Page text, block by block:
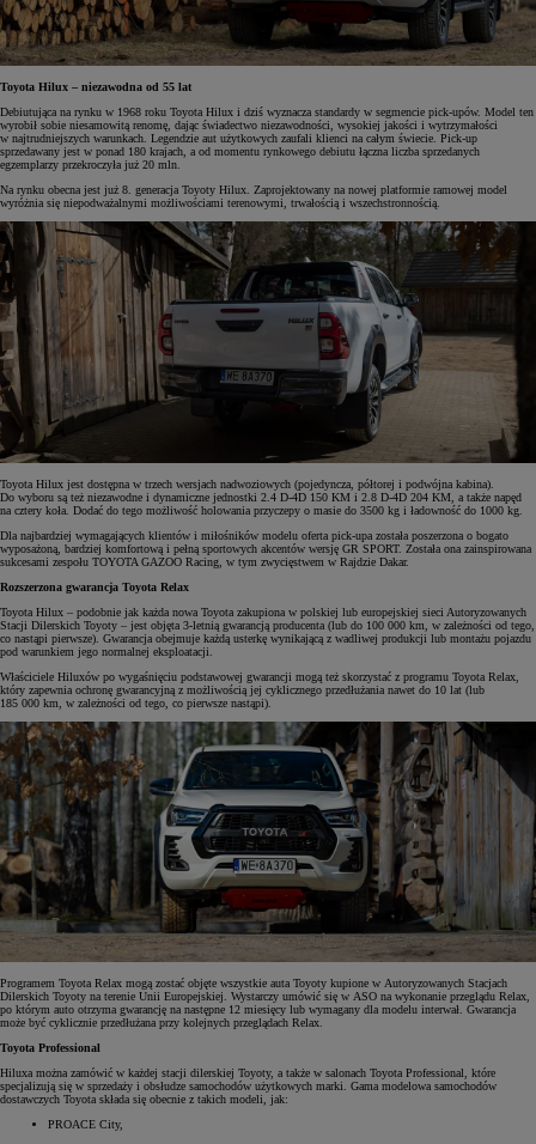
Toyota Hilux – niezawodna od 55 lat
Debiutująca na rynku w 1968 roku Toyota Hilux i dziś wyznacza standardy w segmencie pick-upów. Model ten
wyrobił sobie niesamowitą renomę, dając świadectwo niezawodności, wysokiej jakości i wytrzymałości
w najtrudniejszych warunkach. Legendzie aut użytkowych zaufali klienci na całym świecie. Pick-up
sprzedawany jest w ponad 180 krajach, a od momentu rynkowego debiutu łączna liczba sprzedanych
egzemplarzy przekroczyła już 20 mln.
Na rynku obecna jest już 8. generacja Toyoty Hilux. Zaprojektowany na nowej platformie ramowej model
wyróżnia się niepodważalnymi możliwościami terenowymi, trwałością i wszechstronnością.
Toyota Hilux jest dostępna w trzech wersjach nadwoziowych (pojedyncza, półtorej i podwójna kabina).
Do wyboru są też niezawodne i dynamiczne jednostki 2.4 D-4D 150 KM i 2.8 D-4D 204 KM, a także napęd
na cztery koła. Dodać do tego możliwość holowania przyczepy o masie do 3500 kg i ładowność do 1000 kg.
Dla najbardziej wymagających klientów i miłośników modelu oferta pick-upa została poszerzona o bogato
wyposażoną, bardziej komfortową i pełną sportowych akcentów wersję GR SPORT. Została ona zainspirowana
sukcesami zespołu TOYOTA GAZOO Racing, w tym zwycięstwem w Rajdzie Dakar.
Rozszerzona gwarancja Toyota Relax
Toyota Hilux – podobnie jak każda nowa Toyota zakupiona w polskiej lub europejskiej sieci Autoryzowanych
Stacji Dilerskich Toyoty – jest objęta 3-letnią gwarancją producenta (lub do 100 000 km, w zależności od tego,
co nastąpi pierwsze). Gwarancja obejmuje każdą usterkę wynikającą z wadliwej produkcji lub montażu pojazdu
pod warunkiem jego normalnej eksploatacji.
Właściciele Hiluxów po wygaśnięciu podstawowej gwarancji mogą też skorzystać z programu Toyota Relax,
który zapewnia ochronę gwarancyjną z możliwością jej cyklicznego przedłużania nawet do 10 lat (lub
185 000 km, w zależności od tego, co pierwsze nastąpi).
Programem Toyota Relax mogą zostać objęte wszystkie auta Toyoty kupione w Autoryzowanych Stacjach
Dilerskich Toyoty na terenie Unii Europejskiej. Wystarczy umówić się w ASO na wykonanie przeglądu Relax,
po którym auto otrzyma gwarancję na następne 12 miesięcy lub wymagany dla modelu interwał. Gwarancja
może być cyklicznie przedłużana przy kolejnych przeglądach Relax.
Toyota Professional
Hiluxa można zamówić w każdej stacji dilerskiej Toyoty, a także w salonach Toyota Professional, które
specjalizują się w sprzedaży i obsłudze samochodów użytkowych marki. Gama modelowa samochodów
dostawczych Toyota składa się obecnie z takich modeli, jak:
PROACE City,